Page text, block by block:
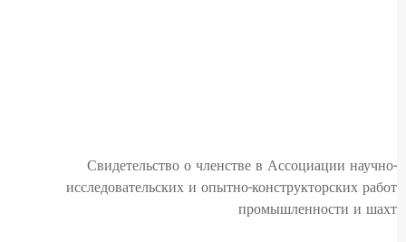
Свидетельство о членстве в Ассоциации научно-
исследовательских и опытно-конструкторских работ
промышленности и шахт